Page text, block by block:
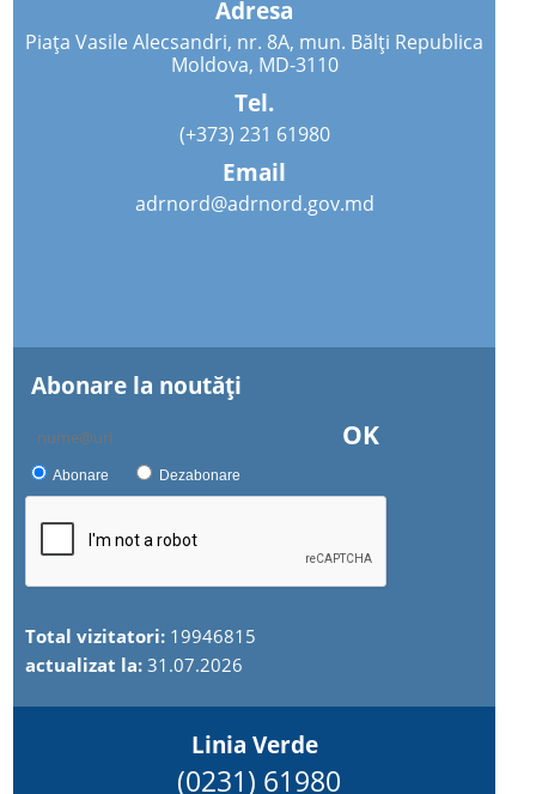
Adresa
Piața Vasile Alecsandri, nr. 8A, mun. Bălți Republica
Moldova, MD-3110
Tel.
(+373) 231 61980
Email
adrnord@adrnord.gov.md
Abonare la noutăţi
OK
Abonare Dezabonare
Total vizitatori: 19946815
actualizat la:31.07.2026
Linia Verde
(0231) 61980